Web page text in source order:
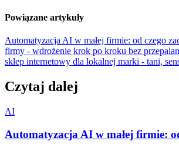
Powiązane artykuły
Automatyzacja AI w małej firmie: od czego
firmy - wdrożenie krok po kroku bez
sklep internetowy dla lokalnej marki - tani,
Czytaj dalej
AI
Automatyzacja AI w małej firmie: